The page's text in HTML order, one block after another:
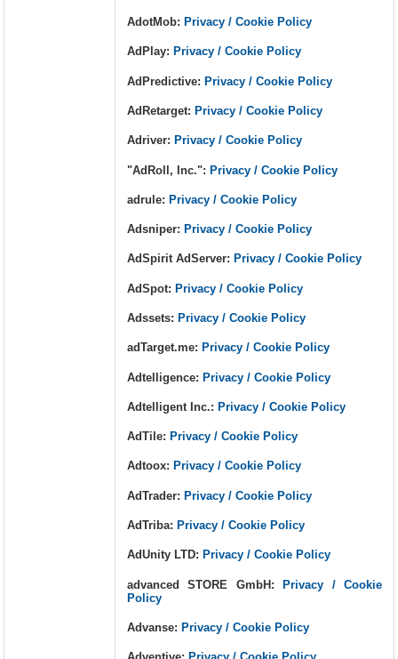
AdotMob: Privacy / Cookie Policy
AdPlay: Privacy / Cookie Policy
AdPredictive: Privacy / Cookie Policy
AdRetarget: Privacy / Cookie Policy
Adriver: Privacy / Cookie Policy
"AdRoll, Inc.": Privacy / Cookie Policy
adrule: Privacy / Cookie Policy
Adsniper: Privacy / Cookie Policy
AdSpirit AdServer: Privacy / Cookie Policy
AdSpot: Privacy / Cookie Policy
Adssets: Privacy / Cookie Policy
adTarget.me: Privacy / Cookie Policy
Adtelligence: Privacy / Cookie Policy
Adtelligent Inc.: Privacy / Cookie Policy
AdTile: Privacy / Cookie Policy
Adtoox: Privacy / Cookie Policy
AdTrader: Privacy / Cookie Policy
AdTriba: Privacy / Cookie Policy
AdUnity LTD: Privacy / Cookie Policy
advanced STORE GmbH:Privacy / Cookie
Policy
Advanse: Privacy / Cookie Policy